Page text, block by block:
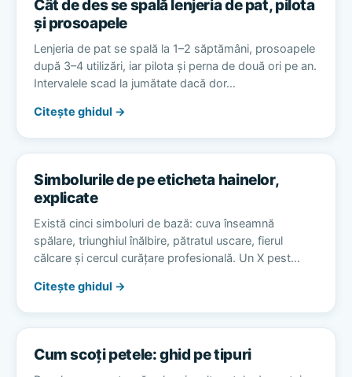
Cât de des se spală lenjeria de pat, pilota
și prosoapele
Lenjeria de pat se spală la 1–2 săptămâni, prosoapele
după 3–4 utilizări, iar pilota și perna de două ori pe an.
Intervalele scad la jumătate dacă dor…
Citește ghidul →
Simbolurile de pe eticheta hainelor,
explicate
Există cinci simboluri de bază: cuva înseamnă
spălare, triunghiul înălbire, pătratul uscare, fierul
călcare și cercul curățare profesională. Un X pest…
Citește ghidul →
Cum scoți petele: ghid pe tipuri